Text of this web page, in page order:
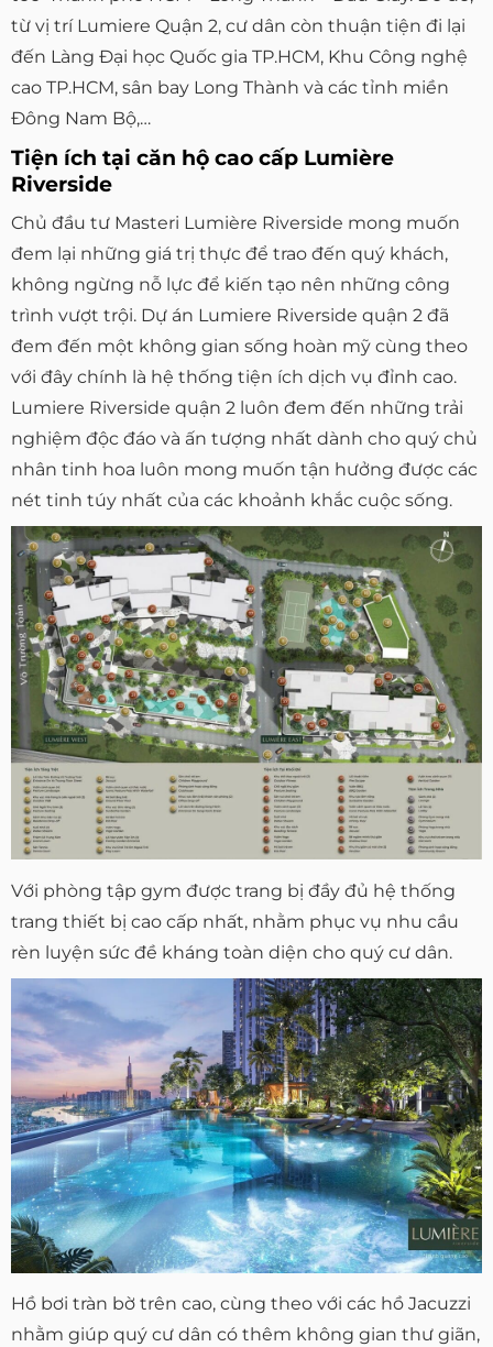
từ vị trí Lumiere Quận 2, cư dân còn thuận tiện đi lại
đến Làng Đại học Quốc gia TP.HCM, Khu Công nghệ
cao TP.HCM, sân bay Long Thành và các tỉnh miền
Đông Nam Bộ,…
Tiện ích tại căn hộ cao cấp Lumière
Riverside
Chủ đầu tư Masteri Lumière Riverside mong muốn
đem lại những giá trị thực để trao đến quý khách,
không ngừng nỗ lực để kiến tạo nên những công
trình vượt trội. Dự án Lumiere Riverside quận 2 đã
đem đến một không gian sống hoàn mỹ cùng theo
với đây chính là hệ thống tiện ích dịch vụ đỉnh cao.
Lumiere Riverside quận 2 luôn đem đến những trải
nghiệm độc đáo và ấn tượng nhất dành cho quý chủ
nhân tinh hoa luôn mong muốn tận hưởng được các
nét tinh túy nhất của các khoảnh khắc cuộc sống.
Với phòng tập gym được trang bị đầy đủ hệ thống
trang thiết bị cao cấp nhất, nhằm phục vụ nhu cầu
rèn luyện sức đề kháng toàn diện cho quý cư dân.
Hồ bơi tràn bờ trên cao, cùng theo với các hồ Jacuzzi
nhằm giúp quý cư dân có thêm không gian thư giãn,